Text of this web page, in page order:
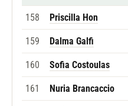
158 Priscilla Hon
159 Dalma Galfi
160 Sofia Costoulas
161 Nuria Brancaccio